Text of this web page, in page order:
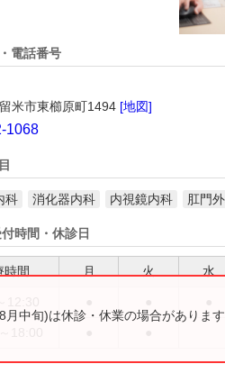
電話番号
米市東櫛原町1494 [地図]
1068
科 消化器内科 内視鏡内科 肛門
時間・休診日
時間 月 火 水
月中旬)は休診・休業の場合がありま